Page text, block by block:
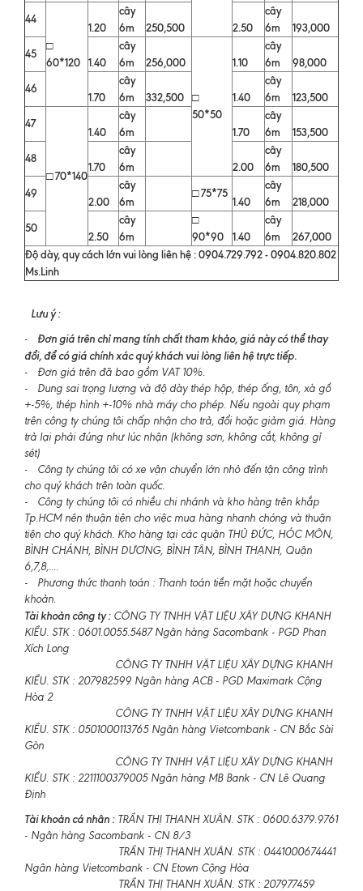
44
□
60*120
1.20
cây
6m
250,500 2.50
cây
6m
193,000
45
1.40
cây
6m
256,000
□
50*50
1.10
cây
6m
98,000
46
1.70
cây
6m
332,500 1.40
cây
6m
123,500
47
□ 70*140
1.40
cây
6m
1.70
cây
6m
153,500
48
1.70
cây
6m
2.00
cây
6m
180,500
49
2.00
cây
6m
□ 75*75
1.40
cây
6m
218,000
50
2.50
cây
6m
□
90*90
1.40
cây
6m
267,000
Độ dày, quy cách lớn vui lòng liên hệ : 0904.729.792 - 0904.820.802
Ms.Linh
Lưu ý :
- Đơn giá trên chỉ mang tính chất tham khảo, giá này có thể thay
đổi, để có giá chính xác quý khách vui lòng liên hệ trực tiếp.
- Đơn giá trên đã bao gồm VAT 10%.
- Dung sai trọng lượng và độ dày thép hộp, thép ống, tôn, xà gồ
+-5%, thép hình +-10% nhà máy cho phép. Nếu ngoài quy phạm
trên công ty chúng tôi chấp nhận cho trả, đổi hoặc giảm giá. Hàng
trả lại phải đúng như lúc nhận (không sơn, không cắt, không gỉ
sét)
- Công ty chúng tôi có xe vận chuyển lớn nhỏ đến tận công trình
cho quý khách trên toàn quốc.
- Công ty chúng tôi có nhiều chi nhánh và kho hàng trên khắp
Tp.HCM nên thuận tiện cho việc mua hàng nhanh chóng và thuận
tiện cho quý khách. Kho hàng tại các quận THỦ ĐỨC, HÓC MÔN,
BÌNH CHÁNH, BÌNH DƯƠNG, BÌNH TÂN, BÌNH THẠNH, Quận
6,7,8,....
- Phương thức thanh toán : Thanh toán tiền mặt hoặc chuyển
khoản.
Tài khoản công ty :CÔNG TY TNHH VẬT LIỆU XÂY DỰNG KHANH
KIỀU. STK : 0601.0055.5487 Ngân hàng Sacombank - PGD Phan
Xích Long
CÔNG TY TNHH VẬT LIỆU XÂY DỰNG KHANH
KIỀU. STK : 207982599 Ngân hàng ACB - PGD Maximark Cộng
Hòa 2
CÔNG TY TNHH VẬT LIỆU XÂY DỰNG KHANH
KIỀU. STK : 0501000113765 Ngân hàng Vietcombank - CN Bắc Sài
Gòn
CÔNG TY TNHH VẬT LIỆU XÂY DỰNG KHANH
KIỀU. STK : 2211100379005 Ngân hàng MB Bank - CN Lê Quang
Định
Tài khoản cá nhân :TRẦN THỊ THANH XUÂN. STK : 0600.6379.9761
- Ngân hàng Sacombank - CN 8/3
TRẦN THỊ THANH XUÂN. STK : 0441000674441
Ngân hàng Vietcombank - CN Etown Cộng Hòa
TRẦN THỊ THANH XUÂN. STK : 207977459